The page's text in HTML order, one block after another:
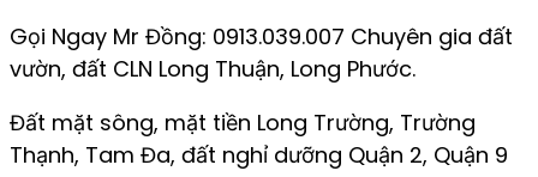
Gọi Ngay Mr Đồng: 0913.039.007 Chuyên gia đất
vườn, đất CLN Long Thuận, Long Phước.
Đất mặt sông, mặt tiền Long Trường, Trường
Thạnh, Tam Đa, đất nghỉ dưỡng Quận 2, Quận 9